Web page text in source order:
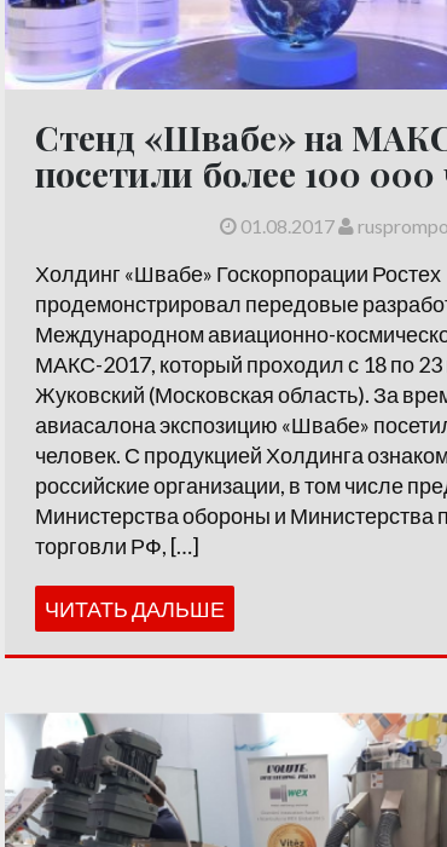
Стенд «Швабе» на
посетили более 100 000
01.08.2017 rusprompo
Холдинг «Швабе» Госкорпорации Ростех
продемонстрировал передовые
Международном авиационно-
МАКС-2017, который проходил с 18 по 23
Жуковский (Московская область). За
авиасалона экспозицию «Швабе»
человек. С продукцией Холдинга
российские организации, в том числе
Министерства обороны и Министерства
торговли РФ, […]
ЧИТАТЬ ДАЛЬШЕ